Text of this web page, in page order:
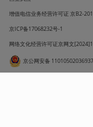
增值电信业务经营许可证 京B2-
京ICP备17068232号-1
网络文化经营许可证京网文
京公网安备